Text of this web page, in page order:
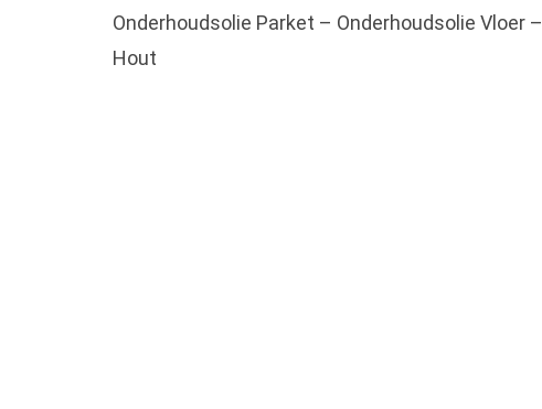
Onderhoudsolie Parket – Onderhoudsolie Vloer
Hout